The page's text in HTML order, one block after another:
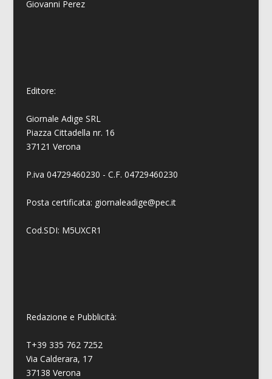
Giovanni Perez
Editore:
Giornale Adige SRL
Piazza Cittadella nr. 16
37121 Verona
P.iva 04729460230 - C.F. 04729460230
Posta certificata: giornaleadige@pec.it
Cod.SDI: M5UXCR1
Redazione e Pubblicità:
T+39 335 762 7252
Via Calderara, 17
37138 Verona